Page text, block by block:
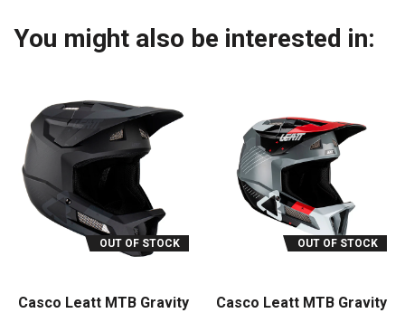
You might also be interested in:
OUT OF STOCK
Casco Leatt MTB Gravity
OUT OF STOCK
Casco Leatt MTB Gravity